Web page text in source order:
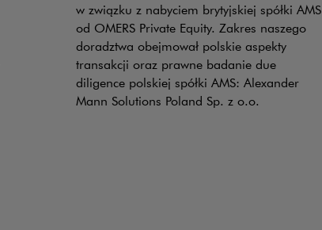
w związku z nabyciem brytyjskiej spółki AMS
od OMERS Private Equity. Zakres naszego
doradztwa obejmował polskie aspekty
transakcji oraz prawne badanie due
diligence polskiej spółki AMS: Alexander
Mann Solutions Poland Sp. z o.o.